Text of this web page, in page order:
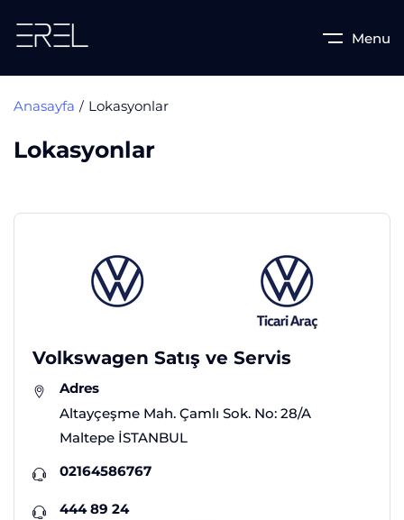
Menu
Anasayfa Lokasyonlar
Lokasyonlar
Volkswagen Satış ve Servis
Adres
Altayçeşme Mah. Çamlı Sok. No: 28/A
Maltepe İSTANBUL
02164586767
444 89 24